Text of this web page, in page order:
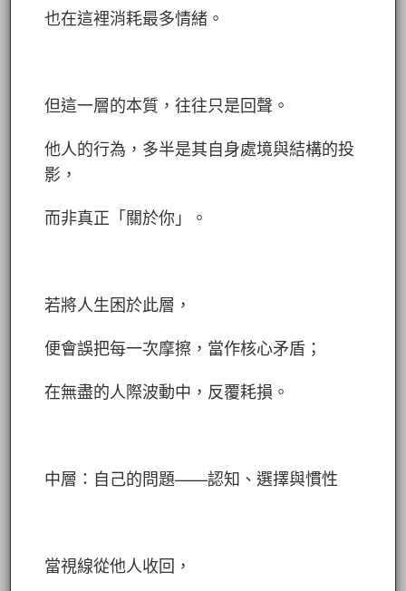
也在這裡消耗最多情緒。
但這一層的本質，往往只是回聲。
他人的行為，多半是其自身處境與結構的投
影，
而非真正「關於你」。
若將人生困於此層，
便會誤把每一次摩擦，當作核心矛盾；
在無盡的人際波動中，反覆耗損。
中層：自己的問題——認知、選擇與慣性
當視線從他人收回，